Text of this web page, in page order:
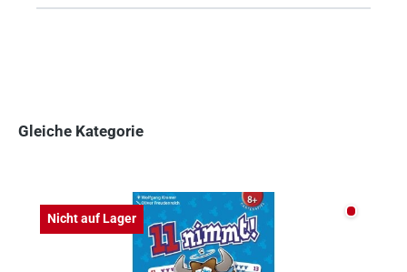
Gleiche Kategorie
Nicht auf Lager Nicht